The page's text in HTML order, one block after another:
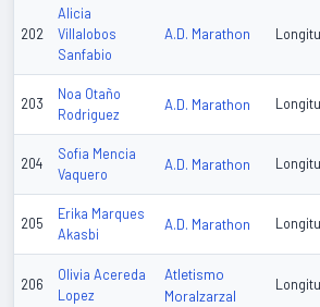
202
Alicia
Villalobos
Sanfabio
A.D. Marathon
203
Noa Otaño
Rodriguez
A.D. Marathon
204
Sofia Mencia
Vaquero
A.D. Marathon
205
Erika Marques
Akasbi
A.D. Marathon
206
Olivia Acereda
Lopez
Atletismo
Moralzarzal